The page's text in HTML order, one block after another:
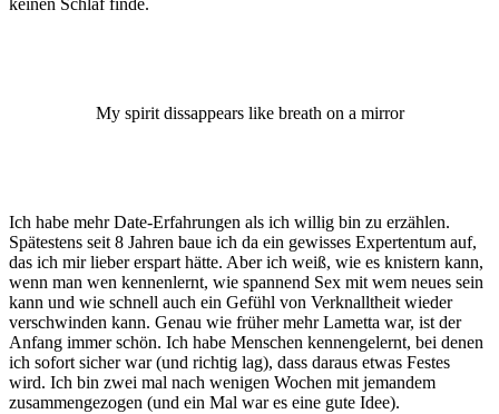
keinen Schlaf finde.
My spirit dissappears like breath on a mirror
Ich habe mehr Date-Erfahrungen als ich willig bin zu erzählen.
Spätestens seit 8 Jahren baue ich da ein gewisses Expertentum auf,
das ich mir lieber erspart hätte. Aber ich weiß, wie es knistern kann,
wenn man wen kennenlernt, wie spannend Sex mit wem neues sein
kann und wie schnell auch ein Gefühl von Verknalltheit wieder
verschwinden kann. Genau wie früher mehr Lametta war, ist der
Anfang immer schön. Ich habe Menschen kennengelernt, bei denen
ich sofort sicher war (und richtig lag), dass daraus etwas Festes
wird. Ich bin zwei mal nach wenigen Wochen mit jemandem
zusammengezogen (und ein Mal war es eine gute Idee).